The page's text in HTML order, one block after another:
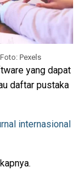
Pexels
yang dapat
daftar pustaka
internasional